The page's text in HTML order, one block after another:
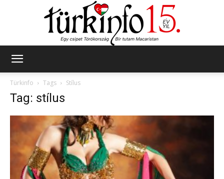
Türkinfo
Tags Stílus
Tag: stílus